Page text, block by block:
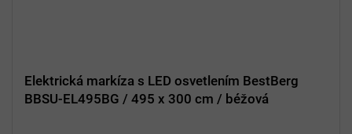
Elektrická markíza s LED osvetlením BestBerg
BBSU-EL495BG / 495 x 300 cm / béžová